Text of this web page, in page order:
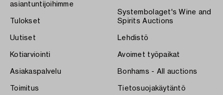
asiantuntijoihimme
Tulokset
Uutiset
Kotiarviointi
Asiakaspalvelu
Toimitus
Systembolaget's Wine and
Spirits Auctions
Lehdistö
Avoimet työpaikat
Bonhams - All auctions
Tietosuojakäytäntö